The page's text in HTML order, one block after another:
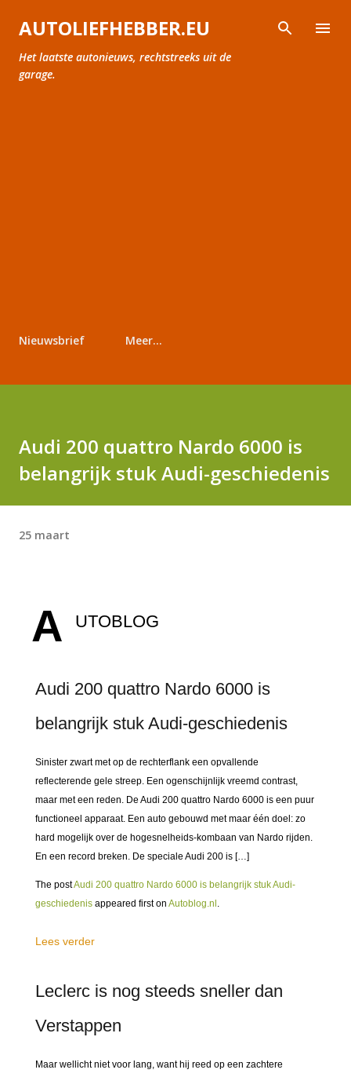
Doorgaan naar hoofdcontent
AUTOLIEFHEBBER.EU
Het laatste autonieuws, rechtstreeks uit de
garage.
Nieuwsbrief Meer…
Audi 200 quattro Nardo 6000 is
belangrijk stuk Audi-geschiedenis
25 maart
A UTOBLOG
Audi 200 quattro Nardo 6000 is
belangrijk stuk Audi-geschiedenis
Sinister zwart met op de rechterflank een opvallende
reflecterende gele streep. Een ogenschijnlijk vreemd contrast,
maar met een reden. De Audi 200 quattro Nardo 6000 is een puur
functioneel apparaat. Een auto gebouwd met maar één doel: zo
hard mogelijk over de hogesnelheids-kombaan van Nardo rijden.
En een record breken. De speciale Audi 200 is […]
The postAudi 200 quattro Nardo 6000 is belangrijk stuk Audi-
geschiedenis appeared first on Autoblog.nl .
Lees verder
Leclerc is nog steeds sneller dan
Verstappen
Maar wellicht niet voor lang, want hij reed op een zachtere